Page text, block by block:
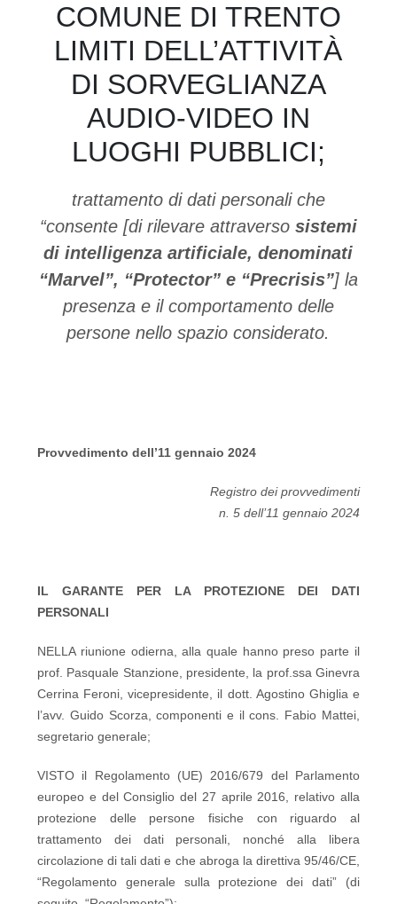
COMUNE DI TRENTO
LIMITI DELL’ATTIVITÀ
DI SORVEGLIANZA
AUDIO-VIDEO IN
LUOGHI PUBBLICI;
trattamento di dati personali che
“consente [di rilevare attraverso sistemi
di intelligenza artificiale, denominati
“Marvel”, “Protector” e “Precrisis”] la
presenza e il comportamento delle
persone nello spazio considerato.
Provvedimento dell’11 gennaio 2024
Registro dei provvedimenti
n. 5 dell’11 gennaio 2024
IL GARANTE PER LA PROTEZIONE DEI DATI
PERSONALI
NELLA riunione odierna, alla quale hanno preso parte il
prof. Pasquale Stanzione, presidente, la prof.ssa Ginevra
Cerrina Feroni, vicepresidente, il dott. Agostino Ghiglia e
l’avv. Guido Scorza, componenti e il cons. Fabio Mattei,
segretario generale;
VISTO il Regolamento (UE) 2016/679 del Parlamento
europeo e del Consiglio del 27 aprile 2016, relativo alla
protezione delle persone fisiche con riguardo al
trattamento dei dati personali, nonché alla libera
circolazione di tali dati e che abroga la direttiva 95/46/CE,
“Regolamento generale sulla protezione dei dati” (di